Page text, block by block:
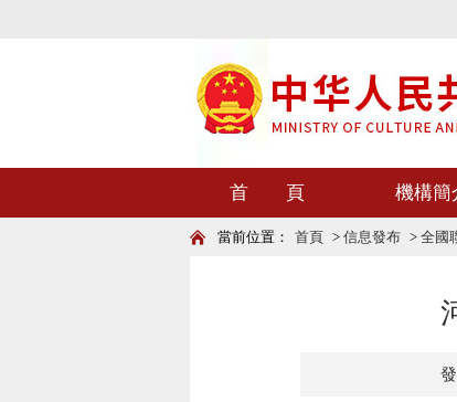
首 頁 機構簡
當前位置： 首頁 > 信息發布 > 全國